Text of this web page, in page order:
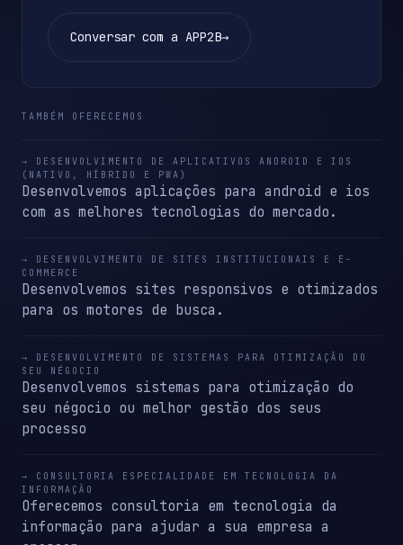
Conversar com a APP2B→
TAMBÉM OFERECEMOS
→ DESENVOLVIMENTO DE APLICATIVOS ANDROID E IOS
(NATIVO, HÍBRIDO E PWA)
Desenvolvemos aplicações para android e ios
com as melhores tecnologias do mercado.
→ DESENVOLVIMENTO DE SITES INSTITUCIONAIS E E-
COMMERCE
Desenvolvemos sites responsivos e otimizados
para os motores de busca.
→ DESENVOLVIMENTO DE SISTEMAS PARA OTIMIZAÇÃO DO
SEU NÉGOCIO
Desenvolvemos sistemas para otimização do
seu négocio ou melhor gestão dos seus
processo
→ CONSULTORIA ESPECIALIDADE EM TECNOLOGIA DA
INFORMAÇÃO
Oferecemos consultoria em tecnologia da
informação para ajudar a sua empresa a